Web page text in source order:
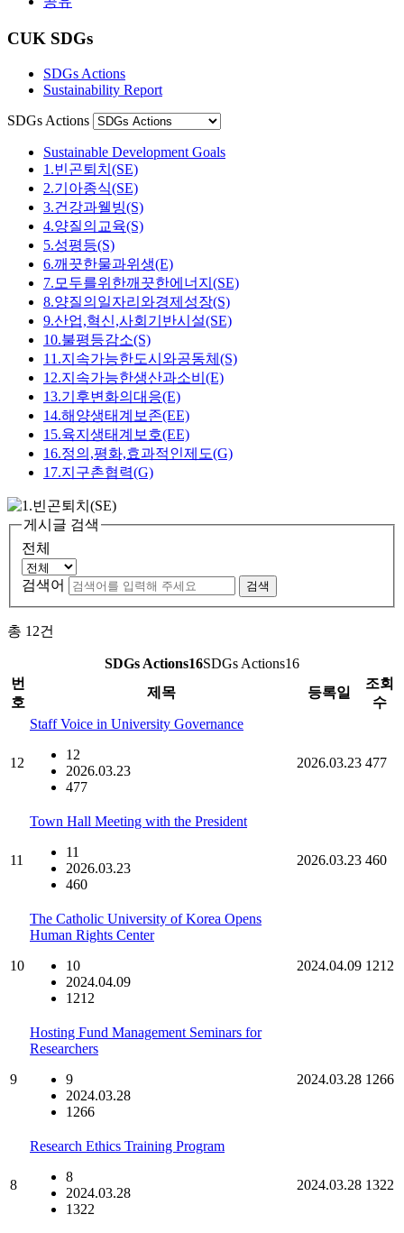
CUK SDGs
SDGs Actions
Sustainability Report
SDGs Actions
Sustainable Development Goals
1.빈곤퇴치(SE)
2.기아종식(SE)
3.건강과웰빙(S)
4.양질의교육(S)
5.성평등(S)
6.깨끗한물과위생(E)
7.모두를위한깨끗한에너지(SE)
8.양질의일자리와경제성장(S)
9.산업,혁신,사회기반시설(SE)
10.불평등감소(S)
11.지속가능한도시와공동체(S)
12.지속가능한생산과소비(E)
13.기후변화의대응(E)
14.해양생태계보존(EE)
15.육지생태계보호(EE)
16.정의,평화,효과적인제도(G)
17.지구촌협력(G)
게시글 검색
전체
검색어 검색
총 12건
SDGs Actions16SDGs Actions16
번
호
제목 등록일
조회
수
12
Staff Voice in University Governance
12
2026.03.23
477
2026.03.23 477
11
Town Hall Meeting with the President
11
2026.03.23
460
2026.03.23 460
10
The Catholic University of Korea Opens
Human Rights Center
10
2024.04.09
1212
2024.04.09 1212
9
Hosting Fund Management Seminars for
Researchers
9
2024.03.28
1266
2024.03.28 1266
8
Research Ethics Training Program
8
2024.03.28
1322
2024.03.28 1322